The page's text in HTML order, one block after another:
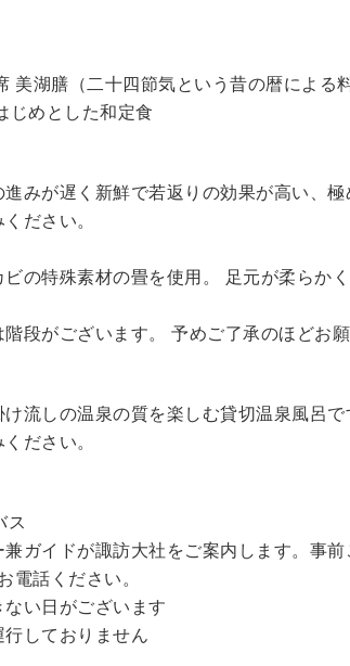
美湖膳（二十四節気という昔の暦による
じめとした和定食
みが遅く新鮮で若返りの効果が高い、
ださい。
の特殊素材の畳を使用。 足元が柔らか
段がございます。 予めご了承のほどお願
流しの温泉の質を楽しむ貸切温泉風呂
ださい。
ス
ガイドが諏訪大社をご案内します。 事前
電話ください。
い日がございます
しておりません